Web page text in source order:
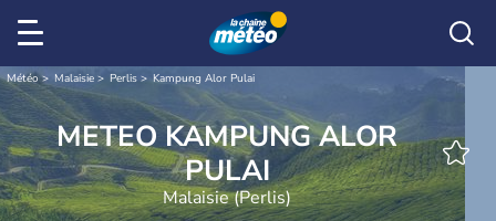
Météo Malaisie Perlis Kampung Alor Pulai
METEO KAMPUNG ALOR
PULAI
Malaisie (Perlis)